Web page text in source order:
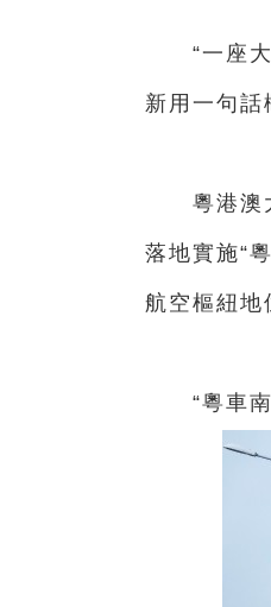
“一座大
新用一句話
粵港澳大
落地實施“
航空樞紐地
“粵車南